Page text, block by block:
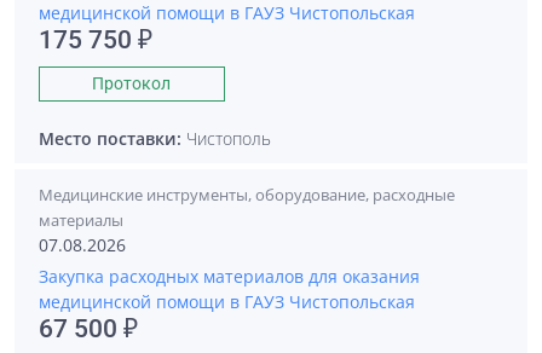
медицинской помощи в ГАУЗ Чистопольская
175 750 ₽
Протокол
Место поставки: Чистополь
Медицинские инструменты, оборудование, расходные
материалы
07.08.2026
Закупка расходных материалов для оказания
медицинской помощи в ГАУЗ Чистопольская
67 500 ₽